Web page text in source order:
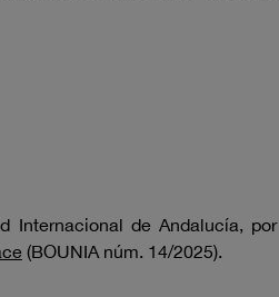
Internacional de Andalucía,
(BOUNIA núm. 14/2025).